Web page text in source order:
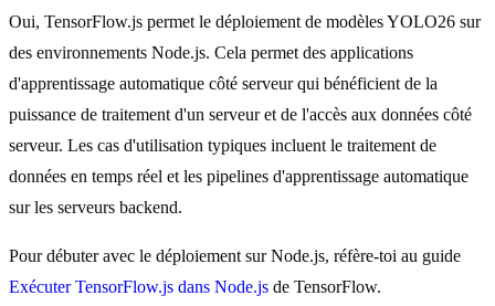
Oui, TensorFlow.js permet le déploiement de modèles YOLO26 sur
des environnements Node.js. Cela permet des applications
d'apprentissage automatique côté serveur qui bénéficient de la
puissance de traitement d'un serveur et de l'accès aux données côté
serveur. Les cas d'utilisation typiques incluent le traitement de
données en temps réel et les pipelines d'apprentissage automatique
sur les serveurs backend.
Pour débuter avec le déploiement sur Node.js, réfère-toi au guide
Exécuter TensorFlow.js dans Node.js de TensorFlow.